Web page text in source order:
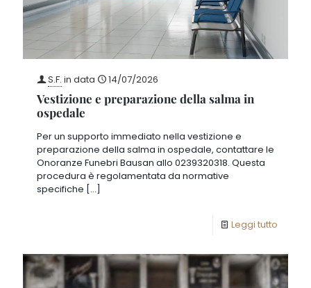
S.F. in data 14/07/2026
Vestizione e preparazione della salma in
ospedale
Per un supporto immediato nella vestizione e
preparazione della salma in ospedale, contattare le
Onoranze Funebri Bausan allo 0239320318. Questa
procedura è regolamentata da normative
specifiche […]
Leggi tutto